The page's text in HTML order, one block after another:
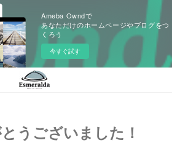
Ameba Owndで
あなただけのホームページやブログをつ
くろう
今すぐ試す
うございました！